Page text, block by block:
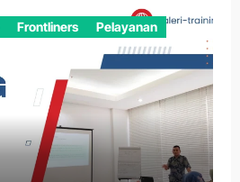
Frontliners Pelayanan